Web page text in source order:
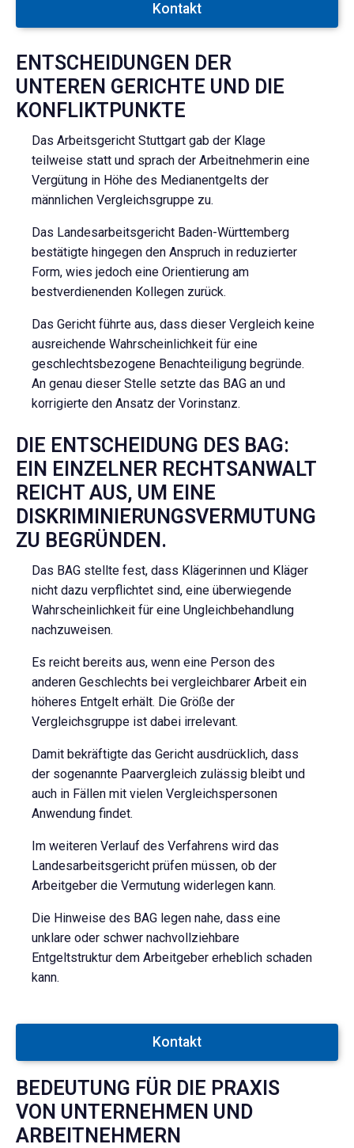
Kontakt
ENTSCHEIDUNGEN DER
UNTEREN GERICHTE UND DIE
KONFLIKTPUNKTE
Das Arbeitsgericht Stuttgart gab der Klage
teilweise statt und sprach der Arbeitnehmerin eine
Vergütung in Höhe des Medianentgelts der
männlichen Vergleichsgruppe zu.
Das Landesarbeitsgericht Baden-Württemberg
bestätigte hingegen den Anspruch in reduzierter
Form, wies jedoch eine Orientierung am
bestverdienenden Kollegen zurück.
Das Gericht führte aus, dass dieser Vergleich keine
ausreichende Wahrscheinlichkeit für eine
geschlechtsbezogene Benachteiligung begründe.
An genau dieser Stelle setzte das BAG an und
korrigierte den Ansatz der Vorinstanz.
DIE ENTSCHEIDUNG DES BAG:
EIN EINZELNER RECHTSANWALT
REICHT AUS, UM EINE
DISKRIMINIERUNGSVERMUTUNG
ZU BEGRÜNDEN.
Das BAG stellte fest, dass Klägerinnen und Kläger
nicht dazu verpflichtet sind, eine überwiegende
Wahrscheinlichkeit für eine Ungleichbehandlung
nachzuweisen.
Es reicht bereits aus, wenn eine Person des
anderen Geschlechts bei vergleichbarer Arbeit ein
höheres Entgelt erhält. Die Größe der
Vergleichsgruppe ist dabei irrelevant.
Damit bekräftigte das Gericht ausdrücklich, dass
der sogenannte Paarvergleich zulässig bleibt und
auch in Fällen mit vielen Vergleichspersonen
Anwendung findet.
Im weiteren Verlauf des Verfahrens wird das
Landesarbeitsgericht prüfen müssen, ob der
Arbeitgeber die Vermutung widerlegen kann.
Die Hinweise des BAG legen nahe, dass eine
unklare oder schwer nachvollziehbare
Entgeltstruktur dem Arbeitgeber erheblich schaden
kann.
Kontakt
BEDEUTUNG FÜR DIE PRAXIS
VON UNTERNEHMEN UND
ARBEITNEHMERN